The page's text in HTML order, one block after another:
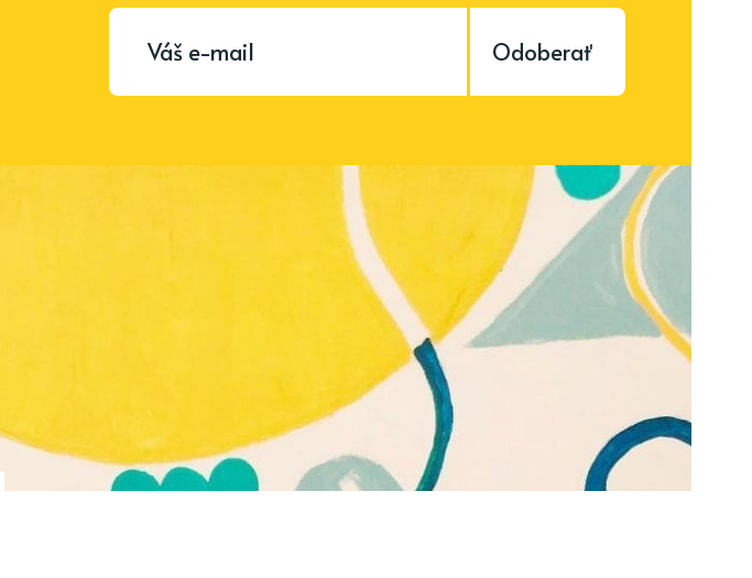
Odoberať